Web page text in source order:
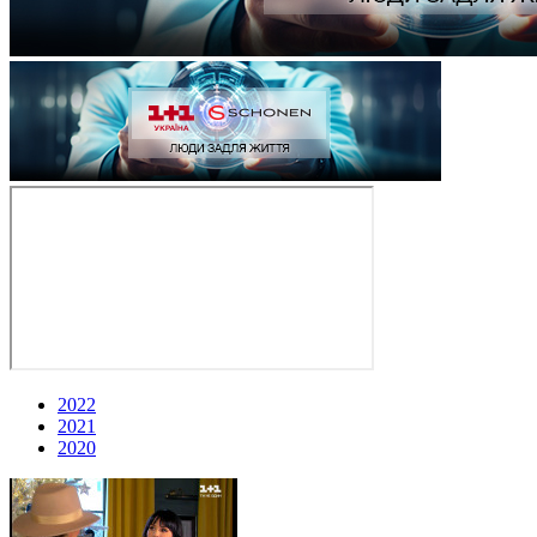
2022
2021
2020